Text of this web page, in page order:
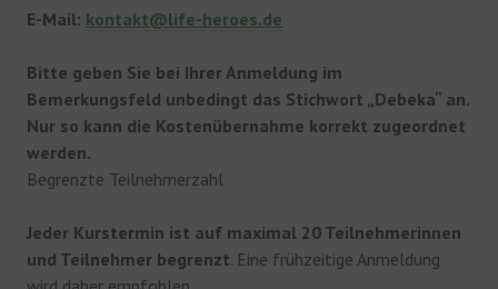
E-Mail: kontakt@life-heroes.de
Bitte geben Sie bei Ihrer Anmeldung im
Bemerkungsfeld unbedingt das Stichwort „Debeka“ an.
Nur so kann die Kostenübernahme korrekt zugeordnet
werden.
Begrenzte Teilnehmerzahl
Jeder Kurstermin ist auf maximal 20 Teilnehmerinnen
und Teilnehmer begrenzt. Eine frühzeitige Anmeldung